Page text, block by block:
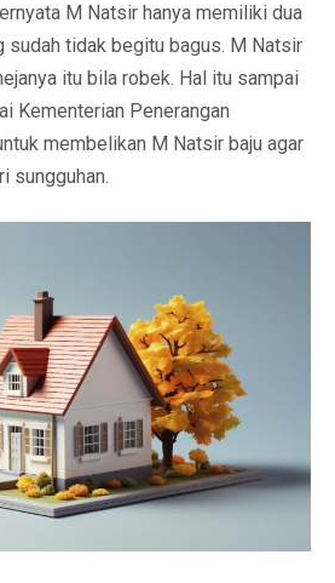
M Natsir hanya memiliki dua
sudah tidak begitu bagus. M Natsir
itu bila robek. Hal itu sampai
Kementerian Penerangan
membelikan M Natsir baju agar
sungguhan.